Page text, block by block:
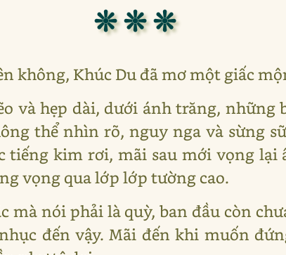
❊ ❊ ❊
không, Khúc Du đã mơ một giấc
và hẹp dài, dưới ánh trăng, những
thể nhìn rõ, nguy nga và sừng
tiếng kim rơi, mãi sau mới vọng lại
vọng qua lớp lớp tường cao.
mà nói phải là quỳ, ban đầu còn
đến vậy. Mãi đến khi muốn